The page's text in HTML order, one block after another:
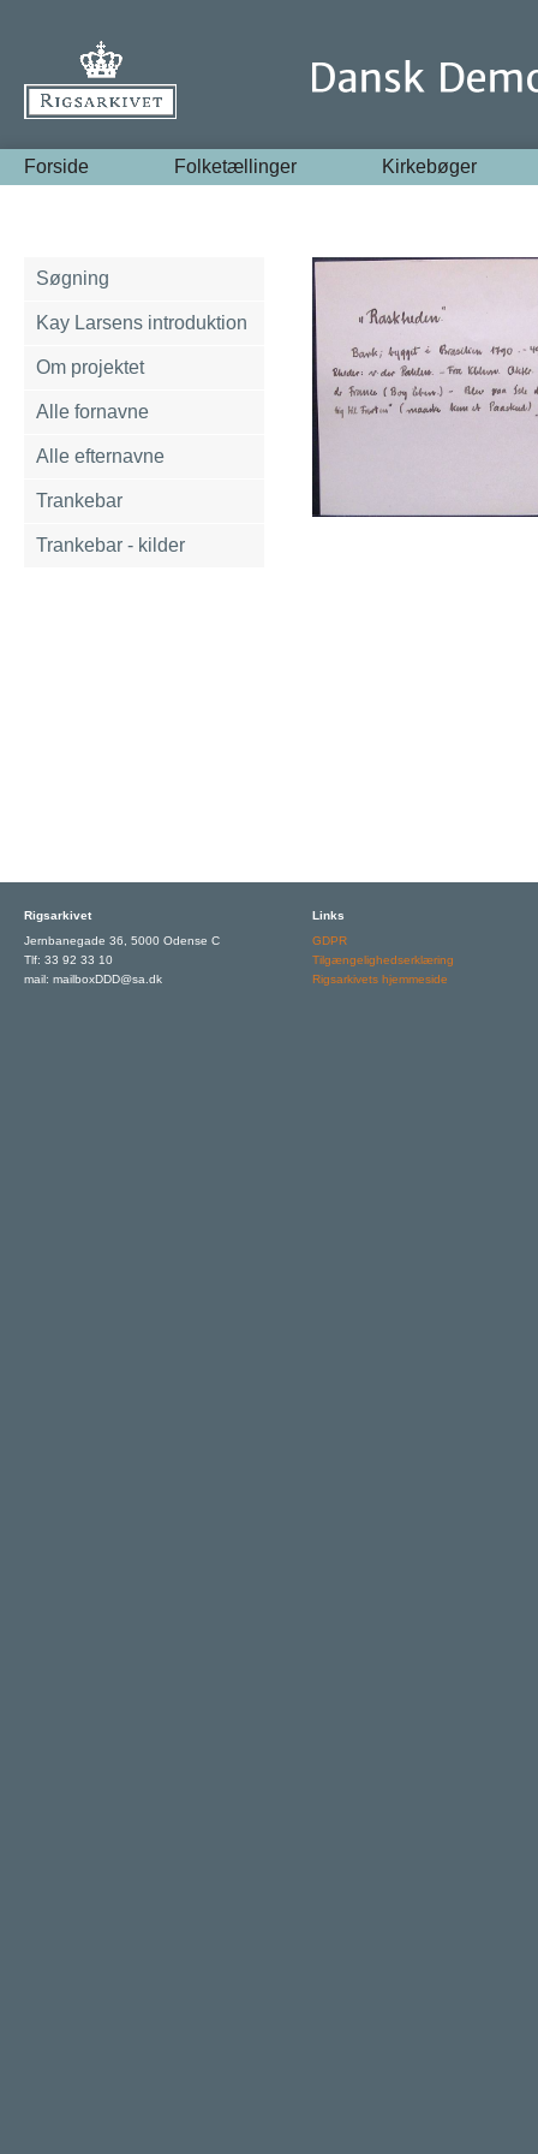
Forside Folketællinger Kirkebøger
Søgning
Kay Larsens introduktion
Om projektet
Alle fornavne
Alle efternavne
Trankebar
Trankebar - kilder
Rigsarkivet
Jernbanegade 36, 5000 Odense C
Tlf: 33 92 33 10
mail: mailboxDDD@sa.dk
Links
GDPR
Tilgængelighedserklæring
Rigsarkivets hjemmeside